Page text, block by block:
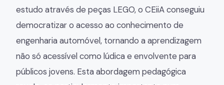
estudo através de peças LEGO, o CEiiA conseguiu
democratizar o acesso ao conhecimento de
engenharia automóvel, tornando a aprendizagem
não só acessível como lúdica e envolvente para
públicos jovens. Esta abordagem pedagógica